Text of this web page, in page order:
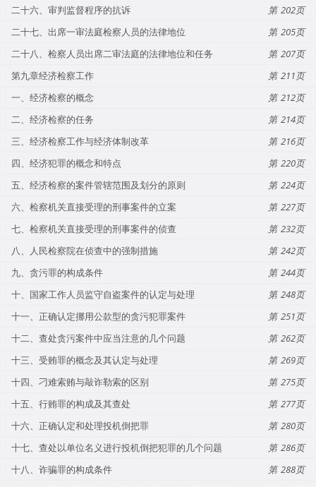
二十六、审判监督程序的抗诉
202
二十七、出席一审法庭检察人员的法律地位
205
二十八、检察人员出席二审法庭的法律地位和任务
207
第九章经济检察工作
211
一、经济检察的概念
212
二、经济检察的任务
214
三、经济检察工作与经济体制改革
216
四、经济犯罪的概念和特点
220
五、经济检察的案件管辖范围及划分的原则
224
六、检察机关直接受理的刑事案件的立案
227
七、检察机关直接受理的刑事案件的侦查
232
八、人民检察院在侦查中的强制措施
242
九、贪污罪的构成条件
244
十、国家工作人员监守自盗案件的认定与处理
248
十一、正确认定挪用公款型的贪污犯罪案件
251
十二、查处贪污案件中应当注意的几个问题
262
十三、受贿罪的概念及其认定与处理
269
十四、刁难索贿与敲诈勒索的区别
275
十五、行贿罪的构成及其查处
277
十六、正确认定和处理投机倒把罪
280
十七、查处以单位名义进行投机倒把犯罪的几个问题
286
十八、诈骗罪的构成条件
288